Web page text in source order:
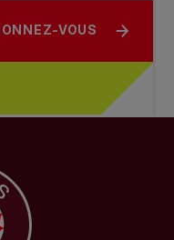
VOUS